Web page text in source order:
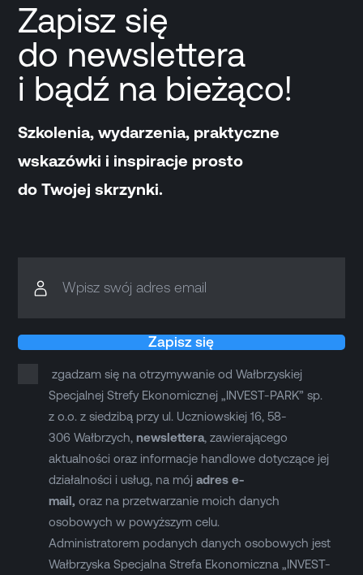
Zapisz się
do newslettera
i bądź na bieżąco!
Szkolenia, wydarzenia, praktyczne
wskazówki i inspiracje prosto
do Twojej skrzynki.
Wpisz swój adres email
Zapisz się
zgadzam się na otrzymywanie od Wałbrzyskiej
Specjalnej Strefy Ekonomicznej „INVEST-PARK” sp.
z o.o. z siedzibą przy ul. Uczniowskiej 16, 58-
306 Wałbrzych, newslettera, zawierającego
aktualności oraz informacje handlowe dotyczące jej
działalności i usług, na mój adres e-
mail, oraz na przetwarzanie moich danych
osobowych w powyższym celu.
Administratorem podanych danych osobowych jest
Wałbrzyska Specjalna Strefa Ekonomiczna „INVEST-